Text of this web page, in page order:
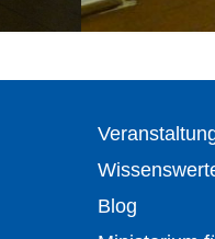
Blog